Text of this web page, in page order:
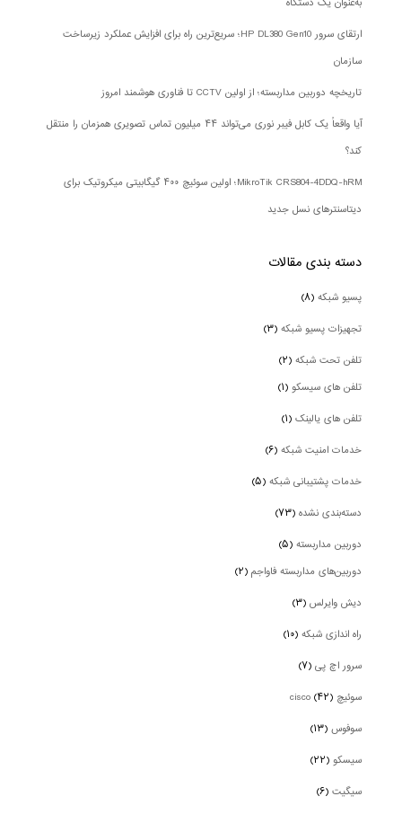
ارتقای سرور HP DL380 Gen10؛ سریع‌ترین راه برای افزایش عملکرد زیرساخت
سازمان
تاریخچه دوربین مداربسته؛ از اولین CCTV تا فناوری هوشمند امروز
آیا واقعاً یک کابل فیبر نوری می‌تواند ۴۴ میلیون تماس تصویری همزمان را منتقل
کند؟
MikroTik CRS804-4DDQ-hRM؛ اولین سوئیچ ۴۰۰ گیگابیتی میکروتیک برای
دیتاسنترهای نسل جدید
دسته بندی‌ مقالات
پسیو شبکه(۸)
تجهیزات پسیو شبکه(۳)
تلفن تحت شبکه(۲)
تلفن های سیسکو(۱)
تلفن های یالینک(۱)
خدمات امنیت شبکه(۶)
خدمات پشتیبانی شبکه(۵)
دسته‌بندی نشده(۷۳)
دوربین‌ مداربسته(۵)
دوربین‌های مداربسته فاواجم(۲)
دیش وایرلس(۳)
راه اندازی شبکه(۱۰)
سرور اچ پی(۷)
سوئیچ cisco (۴۲)
سوفوس(۱۳)
سیسکو(۲۲)
سیگیت(۶)